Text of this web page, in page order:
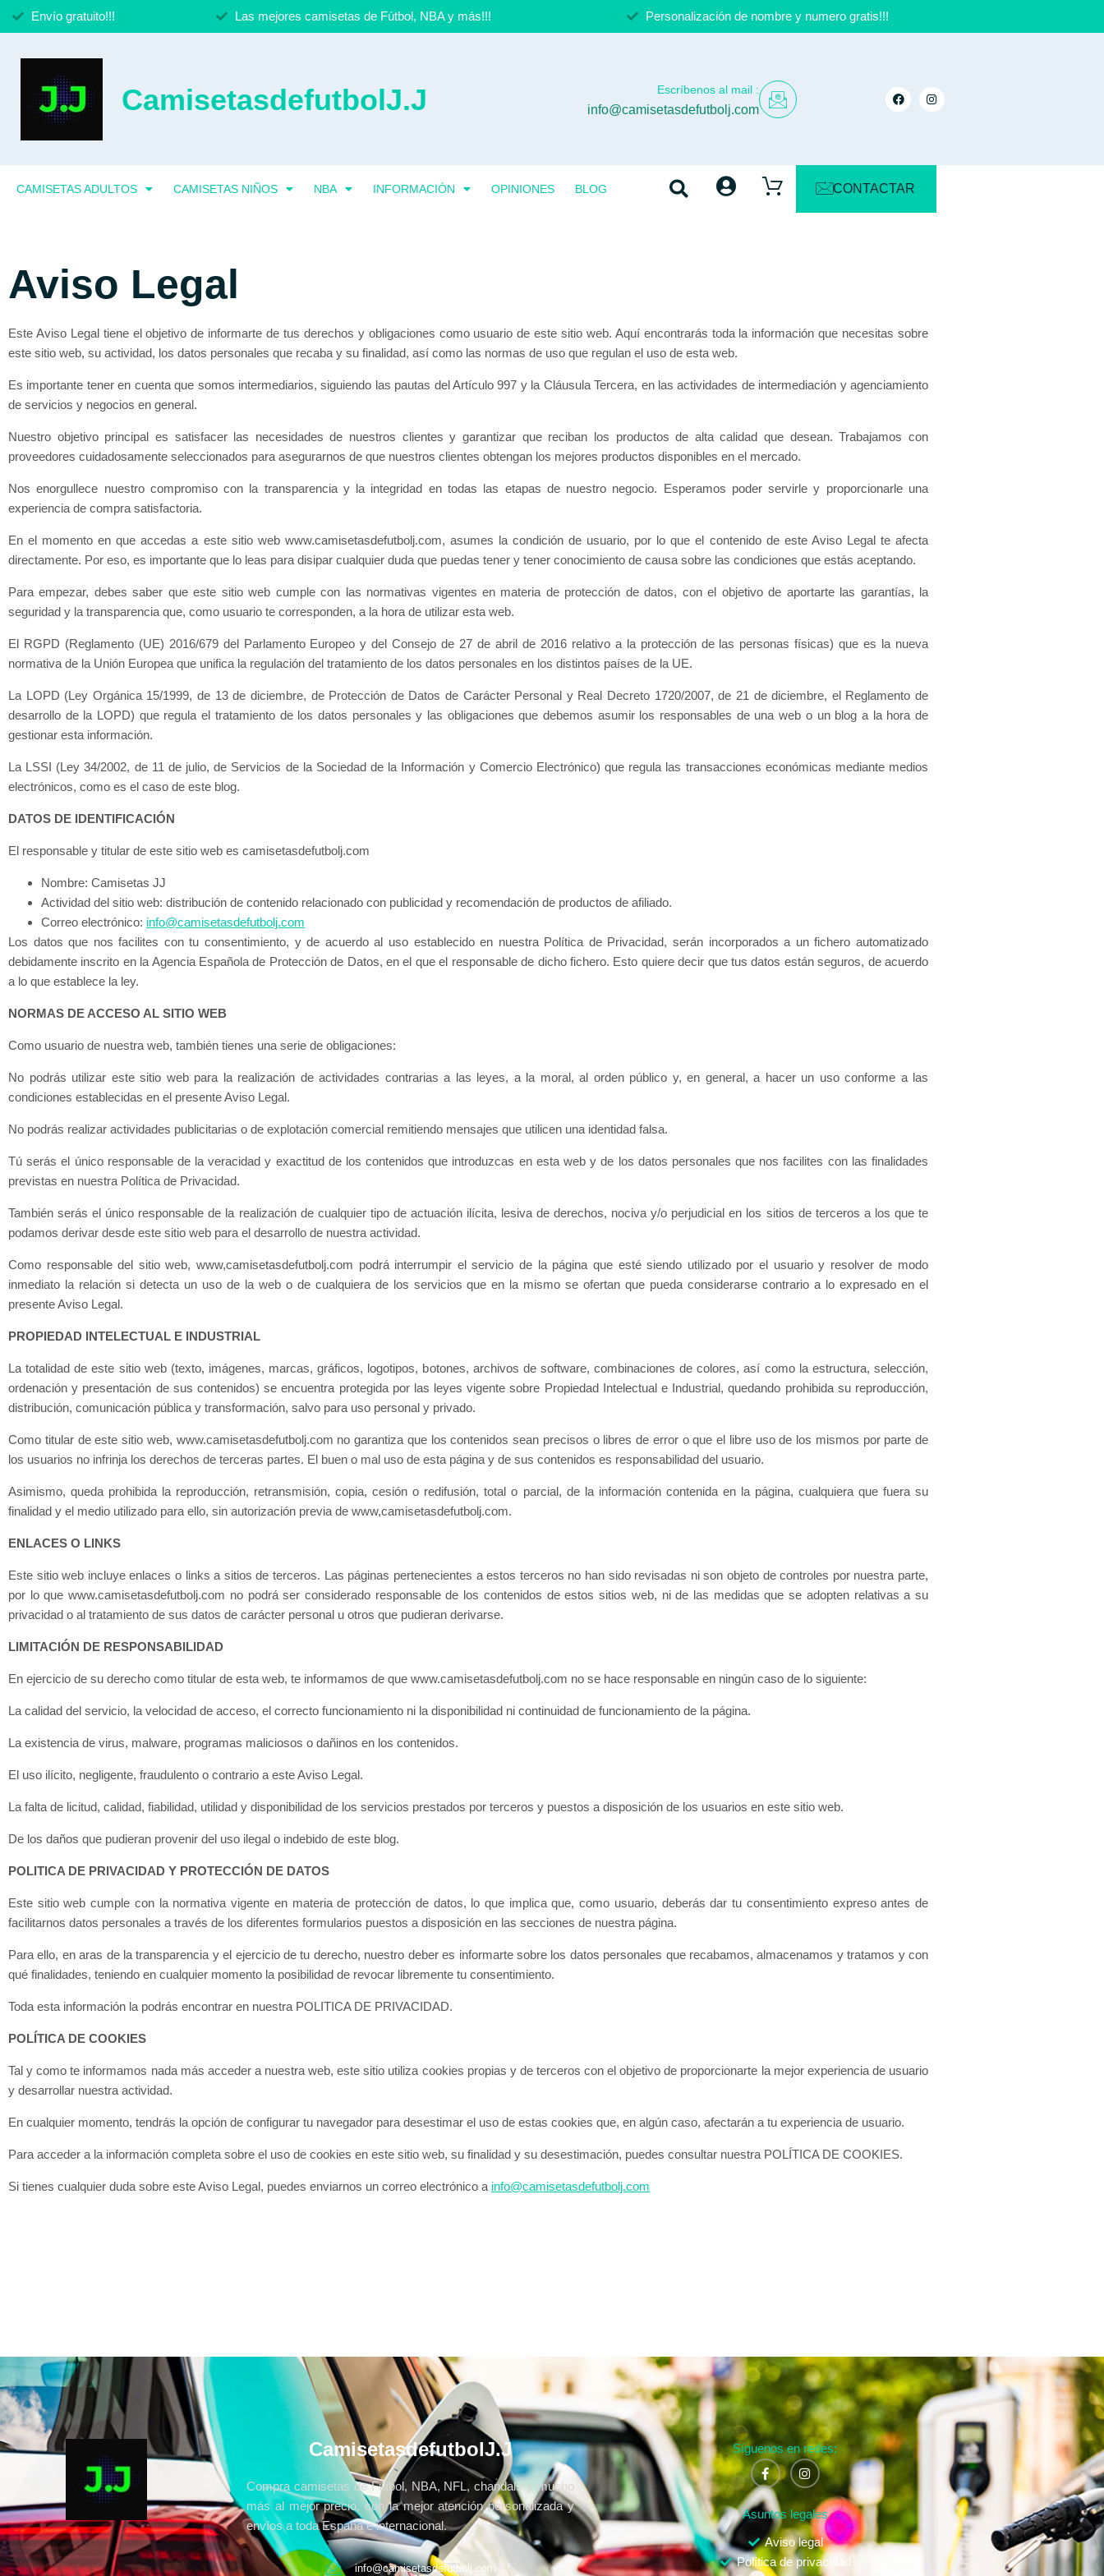
Envío gratuito!!! Las mejores camisetas de Fútbol, NBA y más!!! Personalización de nombre y numero gratis!!!
CamisetasdefutbolJ.J Escríbenos al mail :
info@camisetasdefutbolj.com
CAMISETAS ADULTOS CAMISETAS NIÑOS NBA INFORMACIÓN OPINIONES BLOG CONTACTAR
Aviso Legal
Este Aviso Legal tiene el objetivo de informarte de tus derechos y obligaciones como usuario de este sitio web. Aquí encontrarás toda la información que necesitas sobre
este sitio web, su actividad, los datos personales que recaba y su finalidad, así como las normas de uso que regulan el uso de esta web.
Es importante tener en cuenta que somos intermediarios, siguiendo las pautas del Artículo 997 y la Cláusula Tercera, en las actividades de intermediación y agenciamiento
de servicios y negocios en general.
Nuestro objetivo principal es satisfacer las necesidades de nuestros clientes y garantizar que reciban los productos de alta calidad que desean. Trabajamos con
proveedores cuidadosamente seleccionados para asegurarnos de que nuestros clientes obtengan los mejores productos disponibles en el mercado.
Nos enorgullece nuestro compromiso con la transparencia y la integridad en todas las etapas de nuestro negocio. Esperamos poder servirle y proporcionarle una
experiencia de compra satisfactoria.
En el momento en que accedas a este sitio web www.camisetasdefutbolj.com, asumes la condición de usuario, por lo que el contenido de este Aviso Legal te afecta
directamente. Por eso, es importante que lo leas para disipar cualquier duda que puedas tener y tener conocimiento de causa sobre las condiciones que estás aceptando.
Para empezar, debes saber que este sitio web cumple con las normativas vigentes en materia de protección de datos, con el objetivo de aportarte las garantías, la
seguridad y la transparencia que, como usuario te corresponden, a la hora de utilizar esta web.
El RGPD (Reglamento (UE) 2016/679 del Parlamento Europeo y del Consejo de 27 de abril de 2016 relativo a la protección de las personas físicas) que es la nueva
normativa de la Unión Europea que unifica la regulación del tratamiento de los datos personales en los distintos países de la UE.
La LOPD (Ley Orgánica 15/1999, de 13 de diciembre, de Protección de Datos de Carácter Personal y Real Decreto 1720/2007, de 21 de diciembre, el Reglamento de
desarrollo de la LOPD) que regula el tratamiento de los datos personales y las obligaciones que debemos asumir los responsables de una web o un blog a la hora de
gestionar esta información.
La LSSI (Ley 34/2002, de 11 de julio, de Servicios de la Sociedad de la Información y Comercio Electrónico) que regula las transacciones económicas mediante medios
electrónicos, como es el caso de este blog.
DATOS DE IDENTIFICACIÓN
El responsable y titular de este sitio web es camisetasdefutbolj.com
Nombre: Camisetas JJ
Actividad del sitio web: distribución de contenido relacionado con publicidad y recomendación de productos de afiliado.
Correo electrónico: info@camisetasdefutbolj.com
Los datos que nos facilites con tu consentimiento, y de acuerdo al uso establecido en nuestra Política de Privacidad, serán incorporados a un fichero automatizado
debidamente inscrito en la Agencia Española de Protección de Datos, en el que el responsable de dicho fichero. Esto quiere decir que tus datos están seguros, de acuerdo
a lo que establece la ley.
NORMAS DE ACCESO AL SITIO WEB
Como usuario de nuestra web, también tienes una serie de obligaciones:
No podrás utilizar este sitio web para la realización de actividades contrarias a las leyes, a la moral, al orden público y, en general, a hacer un uso conforme a las
condiciones establecidas en el presente Aviso Legal.
No podrás realizar actividades publicitarias o de explotación comercial remitiendo mensajes que utilicen una identidad falsa.
Tú serás el único responsable de la veracidad y exactitud de los contenidos que introduzcas en esta web y de los datos personales que nos facilites con las finalidades
previstas en nuestra Política de Privacidad.
También serás el único responsable de la realización de cualquier tipo de actuación ilícita, lesiva de derechos, nociva y/o perjudicial en los sitios de terceros a los que te
podamos derivar desde este sitio web para el desarrollo de nuestra actividad.
Como responsable del sitio web, www,camisetasdefutbolj.com podrá interrumpir el servicio de la página que esté siendo utilizado por el usuario y resolver de modo
inmediato la relación si detecta un uso de la web o de cualquiera de los servicios que en la mismo se ofertan que pueda considerarse contrario a lo expresado en el
presente Aviso Legal.
PROPIEDAD INTELECTUAL E INDUSTRIAL
La totalidad de este sitio web (texto, imágenes, marcas, gráficos, logotipos, botones, archivos de software, combinaciones de colores, así como la estructura, selección,
ordenación y presentación de sus contenidos) se encuentra protegida por las leyes vigente sobre Propiedad Intelectual e Industrial, quedando prohibida su reproducción,
distribución, comunicación pública y transformación, salvo para uso personal y privado.
Como titular de este sitio web, www.camisetasdefutbolj.com no garantiza que los contenidos sean precisos o libres de error o que el libre uso de los mismos por parte de
los usuarios no infrinja los derechos de terceras partes. El buen o mal uso de esta página y de sus contenidos es responsabilidad del usuario.
Asimismo, queda prohibida la reproducción, retransmisión, copia, cesión o redifusión, total o parcial, de la información contenida en la página, cualquiera que fuera su
finalidad y el medio utilizado para ello, sin autorización previa de www,camisetasdefutbolj.com.
ENLACES O LINKS
Este sitio web incluye enlaces o links a sitios de terceros. Las páginas pertenecientes a estos terceros no han sido revisadas ni son objeto de controles por nuestra parte,
por lo que www.camisetasdefutbolj.com no podrá ser considerado responsable de los contenidos de estos sitios web, ni de las medidas que se adopten relativas a su
privacidad o al tratamiento de sus datos de carácter personal u otros que pudieran derivarse.
LIMITACIÓN DE RESPONSABILIDAD
En ejercicio de su derecho como titular de esta web, te informamos de que www.camisetasdefutbolj.com no se hace responsable en ningún caso de lo siguiente:
La calidad del servicio, la velocidad de acceso, el correcto funcionamiento ni la disponibilidad ni continuidad de funcionamiento de la página.
La existencia de virus, malware, programas maliciosos o dañinos en los contenidos.
El uso ilícito, negligente, fraudulento o contrario a este Aviso Legal.
La falta de licitud, calidad, fiabilidad, utilidad y disponibilidad de los servicios prestados por terceros y puestos a disposición de los usuarios en este sitio web.
De los daños que pudieran provenir del uso ilegal o indebido de este blog.
POLITICA DE PRIVACIDAD Y PROTECCIÓN DE DATOS
Este sitio web cumple con la normativa vigente en materia de protección de datos, lo que implica que, como usuario, deberás dar tu consentimiento expreso antes de
facilitarnos datos personales a través de los diferentes formularios puestos a disposición en las secciones de nuestra página.
Para ello, en aras de la transparencia y el ejercicio de tu derecho, nuestro deber es informarte sobre los datos personales que recabamos, almacenamos y tratamos y con
qué finalidades, teniendo en cualquier momento la posibilidad de revocar libremente tu consentimiento.
Toda esta información la podrás encontrar en nuestra POLITICA DE PRIVACIDAD.
POLÍTICA DE COOKIES
Tal y como te informamos nada más acceder a nuestra web, este sitio utiliza cookies propias y de terceros con el objetivo de proporcionarte la mejor experiencia de usuario
y desarrollar nuestra actividad.
En cualquier momento, tendrás la opción de configurar tu navegador para desestimar el uso de estas cookies que, en algún caso, afectarán a tu experiencia de usuario.
Para acceder a la información completa sobre el uso de cookies en este sitio web, su finalidad y su desestimación, puedes consultar nuestra POLÍTICA DE COOKIES.
Si tienes cualquier duda sobre este Aviso Legal, puedes enviarnos un correo electrónico a info@camisetasdefutbolj.com
CamisetasdefutbolJ.J
Compra camisetas de Fútbol, NBA, NFL, chandals y mucho
más al mejor precio, con la mejor atención personalizada y
envíos a toda España e internacional.
info@camisetasdefutbolj.com
Síguenos en redes:
Asuntos legales
Aviso legal
Política de privacidad